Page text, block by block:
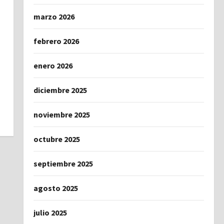
marzo 2026
febrero 2026
enero 2026
diciembre 2025
noviembre 2025
octubre 2025
septiembre 2025
agosto 2025
julio 2025